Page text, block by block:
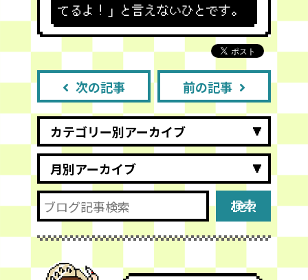
てるよ！」と言えないひとです。
次の記事 前の記事